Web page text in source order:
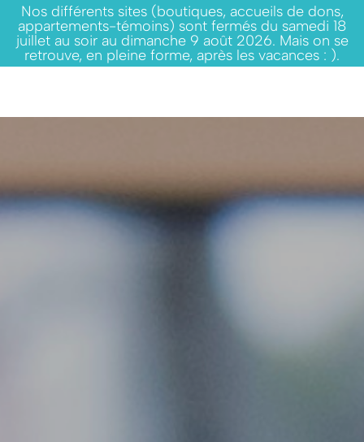
Nos différents sites (boutiques, accueils de dons,
appartements-témoins) sont fermés du samedi 18
juillet au soir au dimanche 9 août 2026. Mais on se
retrouve, en pleine forme, après les vacances : ).